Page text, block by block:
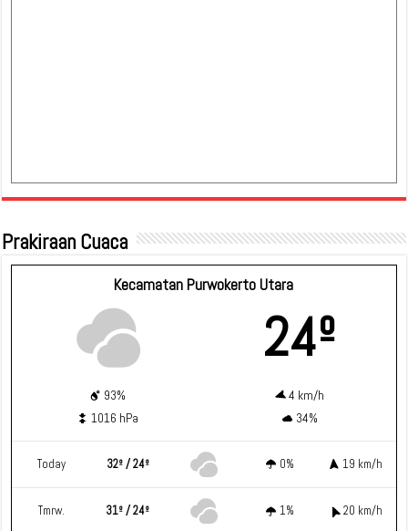
Prakiraan Cuaca
Kecamatan Purwokerto Utara
24º
93%
4 km/h
1016 hPa
34%
Today 32º / 24º 0% 19 km/h
Tmrw. 31º / 24º 1% 20 km/h